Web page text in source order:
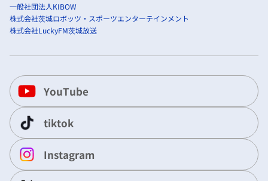
一般社団法人KIBOW
株式会社茨城ロボッツ・スポーツエンターテインメント
株式会社LuckyFM茨城放送
YouTube
tiktok
Instagram